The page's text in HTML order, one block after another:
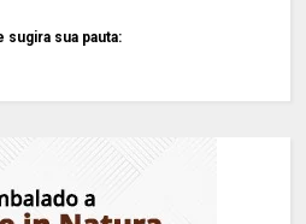
sugira sua pauta: